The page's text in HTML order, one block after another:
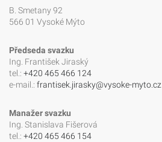
B. Smetany 92
566 01 Vysoké Mýto
Předseda svazku
Ing. František Jiraský
tel.: +420 465 466 124
e-mail.: frantisek.jirasky@vysoke-myto.cz
Manažer svazku
Ing. Stanislava Fišerová
tel.: +420 465 466 154